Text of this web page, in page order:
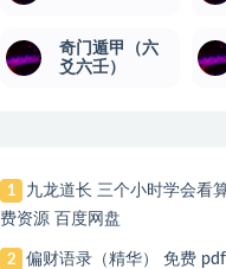
奇门遁甲（六
爻六壬）
1
九龙道长 三个小时学会看
费资源 百度网盘
2 偏财语录（精华） 免费 pdf